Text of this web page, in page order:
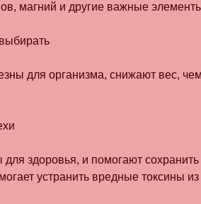
магний и другие важные
для организма, снижают вес,
для здоровья, и помогают
устранить вредные токсины